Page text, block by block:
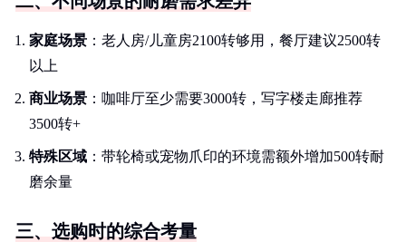
家庭场景 ：老人房/儿童房2100转够用，餐厅建议2500转
以上
商业场景 ：咖啡厅至少需要3000转，写字楼走廊推荐
3500转+
特殊区域 ：带轮椅或宠物爪印的环境需额外增加500转耐
磨余量
三、选购时的综合考量